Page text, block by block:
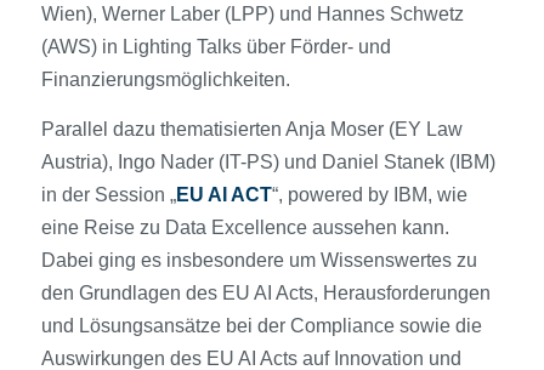
Wien), Werner Laber (LPP) und Hannes Schwetz
(AWS) in Lighting Talks über Förder- und
Finanzierungsmöglichkeiten.
Parallel dazu thematisierten Anja Moser (EY Law
Austria), Ingo Nader (IT-PS) und Daniel Stanek (IBM)
in der Session „EU AI ACT“, powered by IBM, wie
eine Reise zu Data Excellence aussehen kann.
Dabei ging es insbesondere um Wissenswertes zu
den Grundlagen des EU AI Acts, Herausforderungen
und Lösungsansätze bei der Compliance sowie die
Auswirkungen des EU AI Acts auf Innovation und